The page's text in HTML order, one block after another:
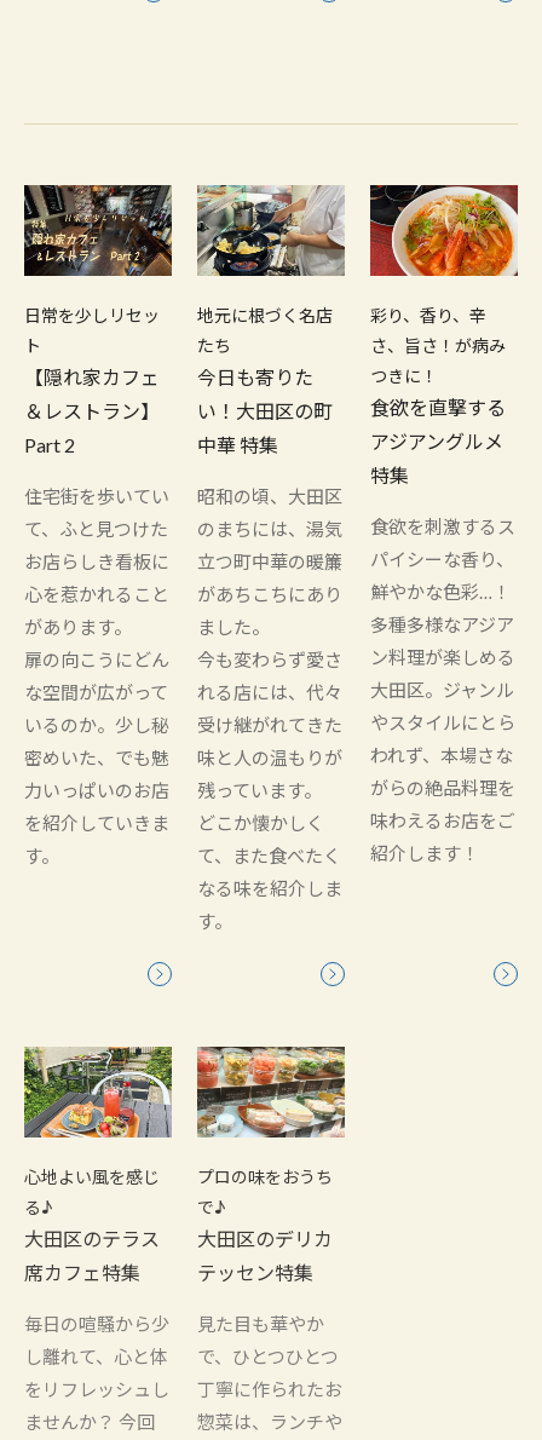
日常を少しリセッ
ト
【隠れ家カフェ
＆レストラン】
Part 2
住宅街を歩いてい
て、ふと見つけた
お店らしき看板に
心を惹かれること
があります。
扉の向こうにどん
な空間が広がって
いるのか。少し秘
密めいた、でも魅
力いっぱいのお店
を紹介していきま
す。
地元に根づく名店
たち
今日も寄りた
い！大田区の町
中華 特集
昭和の頃、大田区
のまちには、湯気
立つ町中華の暖簾
があちこちにあり
ました。
今も変わらず愛さ
れる店には、代々
受け継がれてきた
味と人の温もりが
残っています。
どこか懐かしく
て、また食べたく
なる味を紹介しま
す。
彩り、香り、辛
さ、旨さ！が病み
つきに！
食欲を直撃する
アジアングルメ
特集
食欲を刺激するス
パイシーな香り、
鮮やかな色彩…！
多種多様なアジア
ン料理が楽しめる
大田区。ジャンル
やスタイルにとら
われず、本場さな
がらの絶品料理を
味わえるお店をご
紹介します！
心地よい風を感じ
る♪
大田区のテラス
席カフェ特集
毎日の喧騒から少
し離れて、心と体
をリフレッシュし
ませんか？ 今回
プロの味をおうち
で♪
大田区のデリカ
テッセン特集
見た目も華やか
で、ひとつひとつ
丁寧に作られたお
惣菜は、ランチや